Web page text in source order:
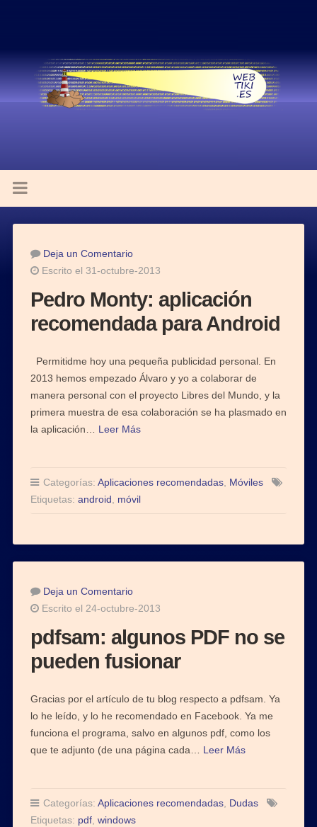
Deja un Comentario
Escrito el 31-octubre-2013
Pedro Monty: aplicación
recomendada para Android
Permitidme hoy una pequeña publicidad personal. En
2013 hemos empezado Álvaro y yo a colaborar de
manera personal con el proyecto Libres del Mundo, y la
primera muestra de esa colaboración se ha plasmado en
la aplicación… Leer Más
Categorías: Aplicaciones recomendadas, Móviles
Etiquetas: android móvil
Deja un Comentario
Escrito el 24-octubre-2013
pdfsam: algunos PDF no se
pueden fusionar
Gracias por el artículo de tu blog respecto a pdfsam. Ya
lo he leído, y lo he recomendado en Facebook. Ya me
funciona el programa, salvo en algunos pdf, como los
que te adjunto (de una página cada… Leer Más
Categorías: Aplicaciones recomendadas, Dudas
Etiquetas: pdf, windows